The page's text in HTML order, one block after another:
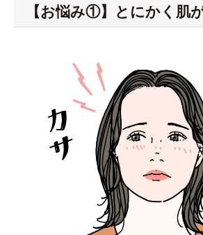
【お悩み①】とにかく肌